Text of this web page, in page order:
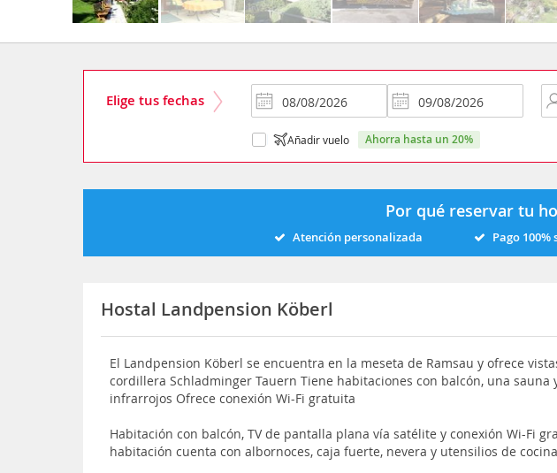
Elige tus fechas
Añadir vuelo ahorra hasta un 20%
Por qué reservar tu
Atención personalizada Pago 100%
Hostal Landpension Köberl
El Landpension Köberl se encuentra en la meseta de Ramsau y ofrece
cordillera Schladminger Tauern Tiene habitaciones con balcón, una sauna
infrarrojos Ofrece conexión Wi-Fi gratuita
Habitación con balcón, TV de pantalla plana vía satélite y conexión Wi-Fi
habitación cuenta con albornoces, caja fuerte, nevera y utensilios de cocina